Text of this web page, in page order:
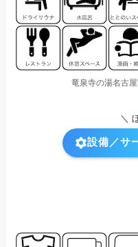
竜泉寺の湯名古
＼
設備／サ